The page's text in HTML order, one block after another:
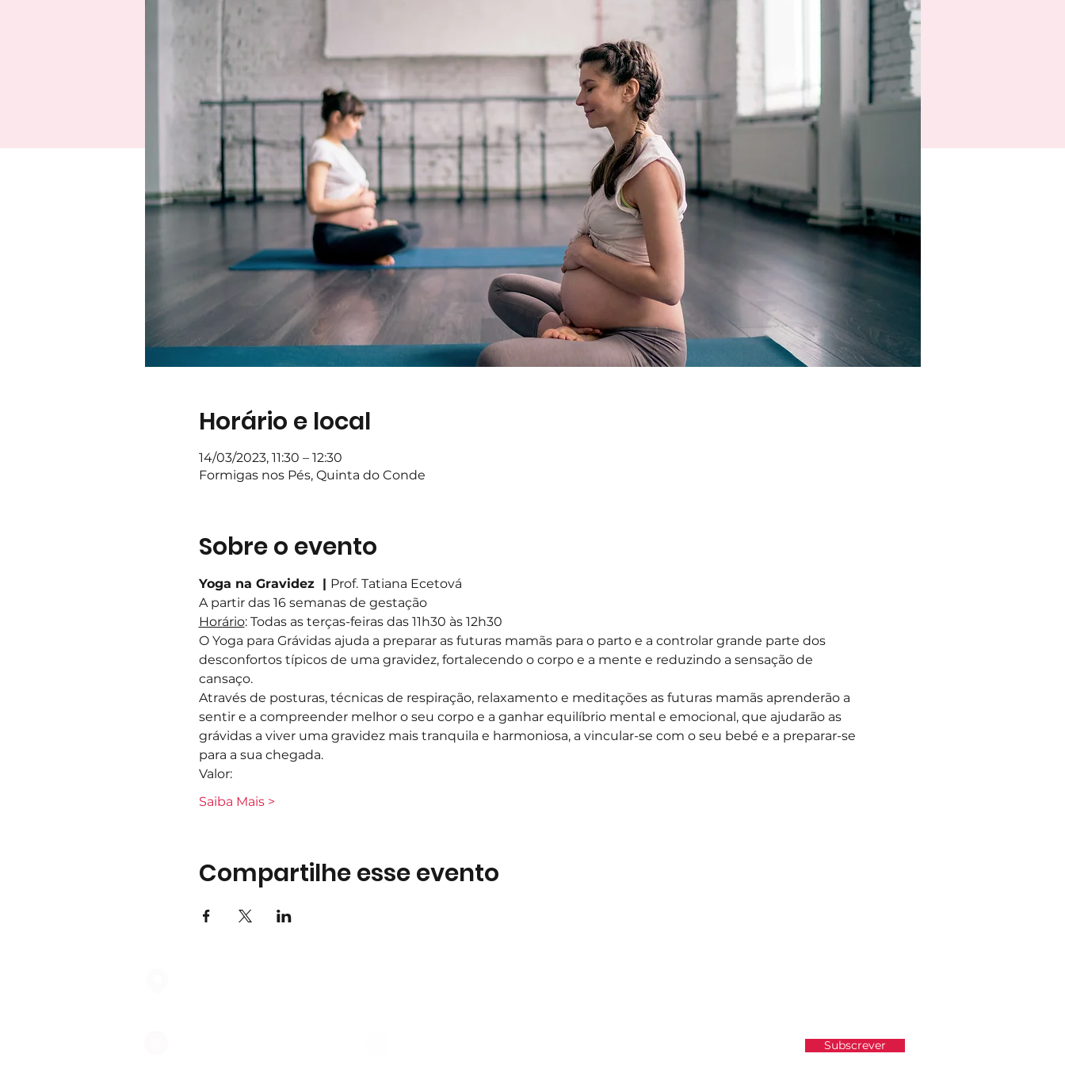
Horário e local
14/03/2023, 11:30 – 12:30
Formigas nos Pés, Quinta do Conde
Sobre o evento
Yoga na Gravidez  | Prof. Tatiana Ecetová
A partir das 16 semanas de gestação
Horário: Todas as terças-feiras das 11h30 às 12h30
O Yoga para Grávidas ajuda a preparar as futuras mamãs para o parto e a controlar grande parte dos
desconfortos típicos de uma gravidez, fortalecendo o corpo e a mente e reduzindo a sensação de
cansaço.
Através de posturas, técnicas de respiração, relaxamento e meditações as futuras mamãs aprenderão a
sentir e a compreender melhor o seu corpo e a ganhar equilíbrio mental e emocional, que ajudarão as
grávidas a viver uma gravidez mais tranquila e harmoniosa, a vincular-se com o seu bebé e a preparar-se
para a sua chegada.
Valor:
Saiba Mais >
Compartilhe esse evento
Subscrever